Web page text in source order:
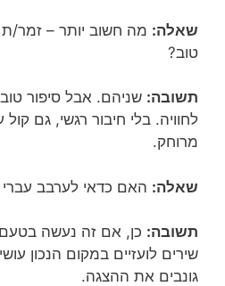
שאלה: מה חשוב יותר – זמר/
טוב?
תשובה: שניהם. אבל סיפור
לחוויה. בלי חיבור רגשי, גם
מרוחק.
שאלה: האם כדאי לערבב עברי
תשובה: כן, אם זה נעשה
שירים לועזיים במקום הנכון
גונבים את ההצגה.